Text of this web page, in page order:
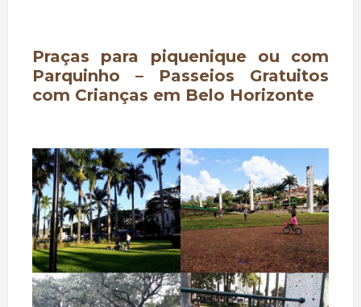
Praças para piquenique ou com
Parquinho – Passeios Gratuitos
com Crianças em Belo Horizonte